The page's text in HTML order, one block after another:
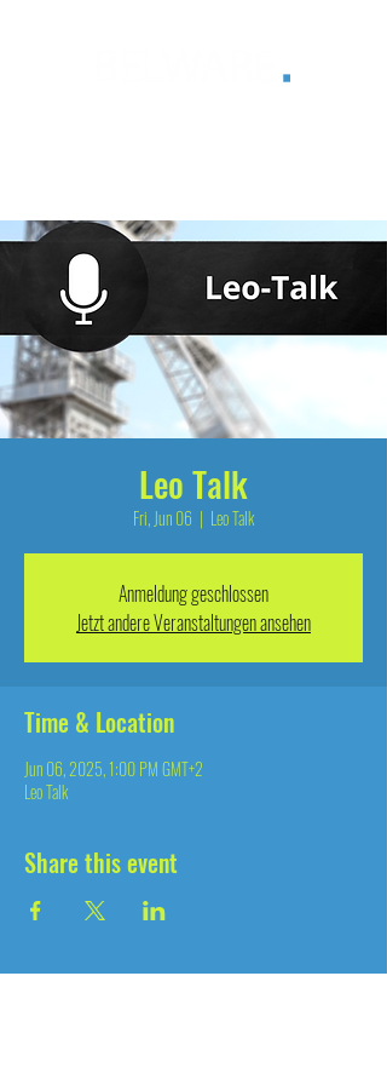
Leo Talk
Fri, Jun 06
  |
Leo Talk
Anmeldung geschlossen
Jetzt andere Veranstaltungen ansehen
Time & Location
Jun 06, 2025, 1:00 PM GMT+2
Leo Talk
Share this event